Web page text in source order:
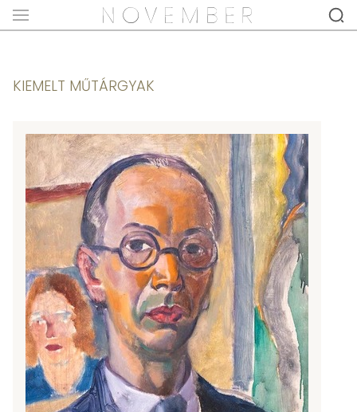
KIEMELT MŰTÁRGYAK